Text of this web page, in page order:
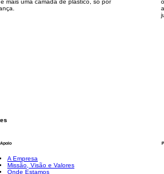
mais uma camada de plástico, só por
A Empresa
Missão, Visão e Valores
Onde Estamos